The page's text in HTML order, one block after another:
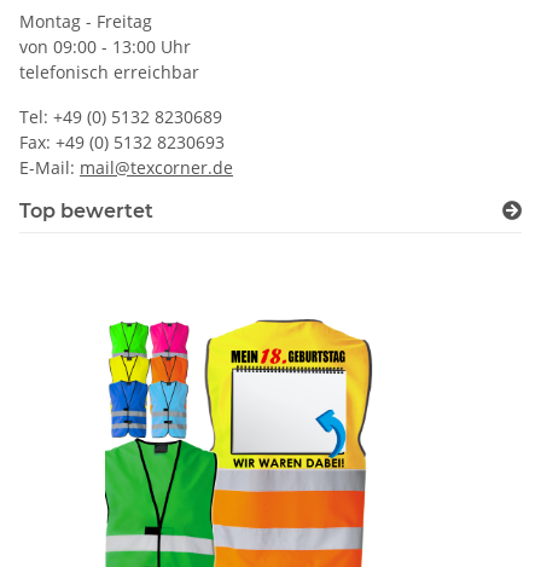
Montag - Freitag
von 09:00 - 13:00 Uhr
telefonisch erreichbar
Tel: +49 (0) 5132 8230689
Fax: +49 (0) 5132 8230693
E-Mail: mail@texcorner.de
Top bewertet